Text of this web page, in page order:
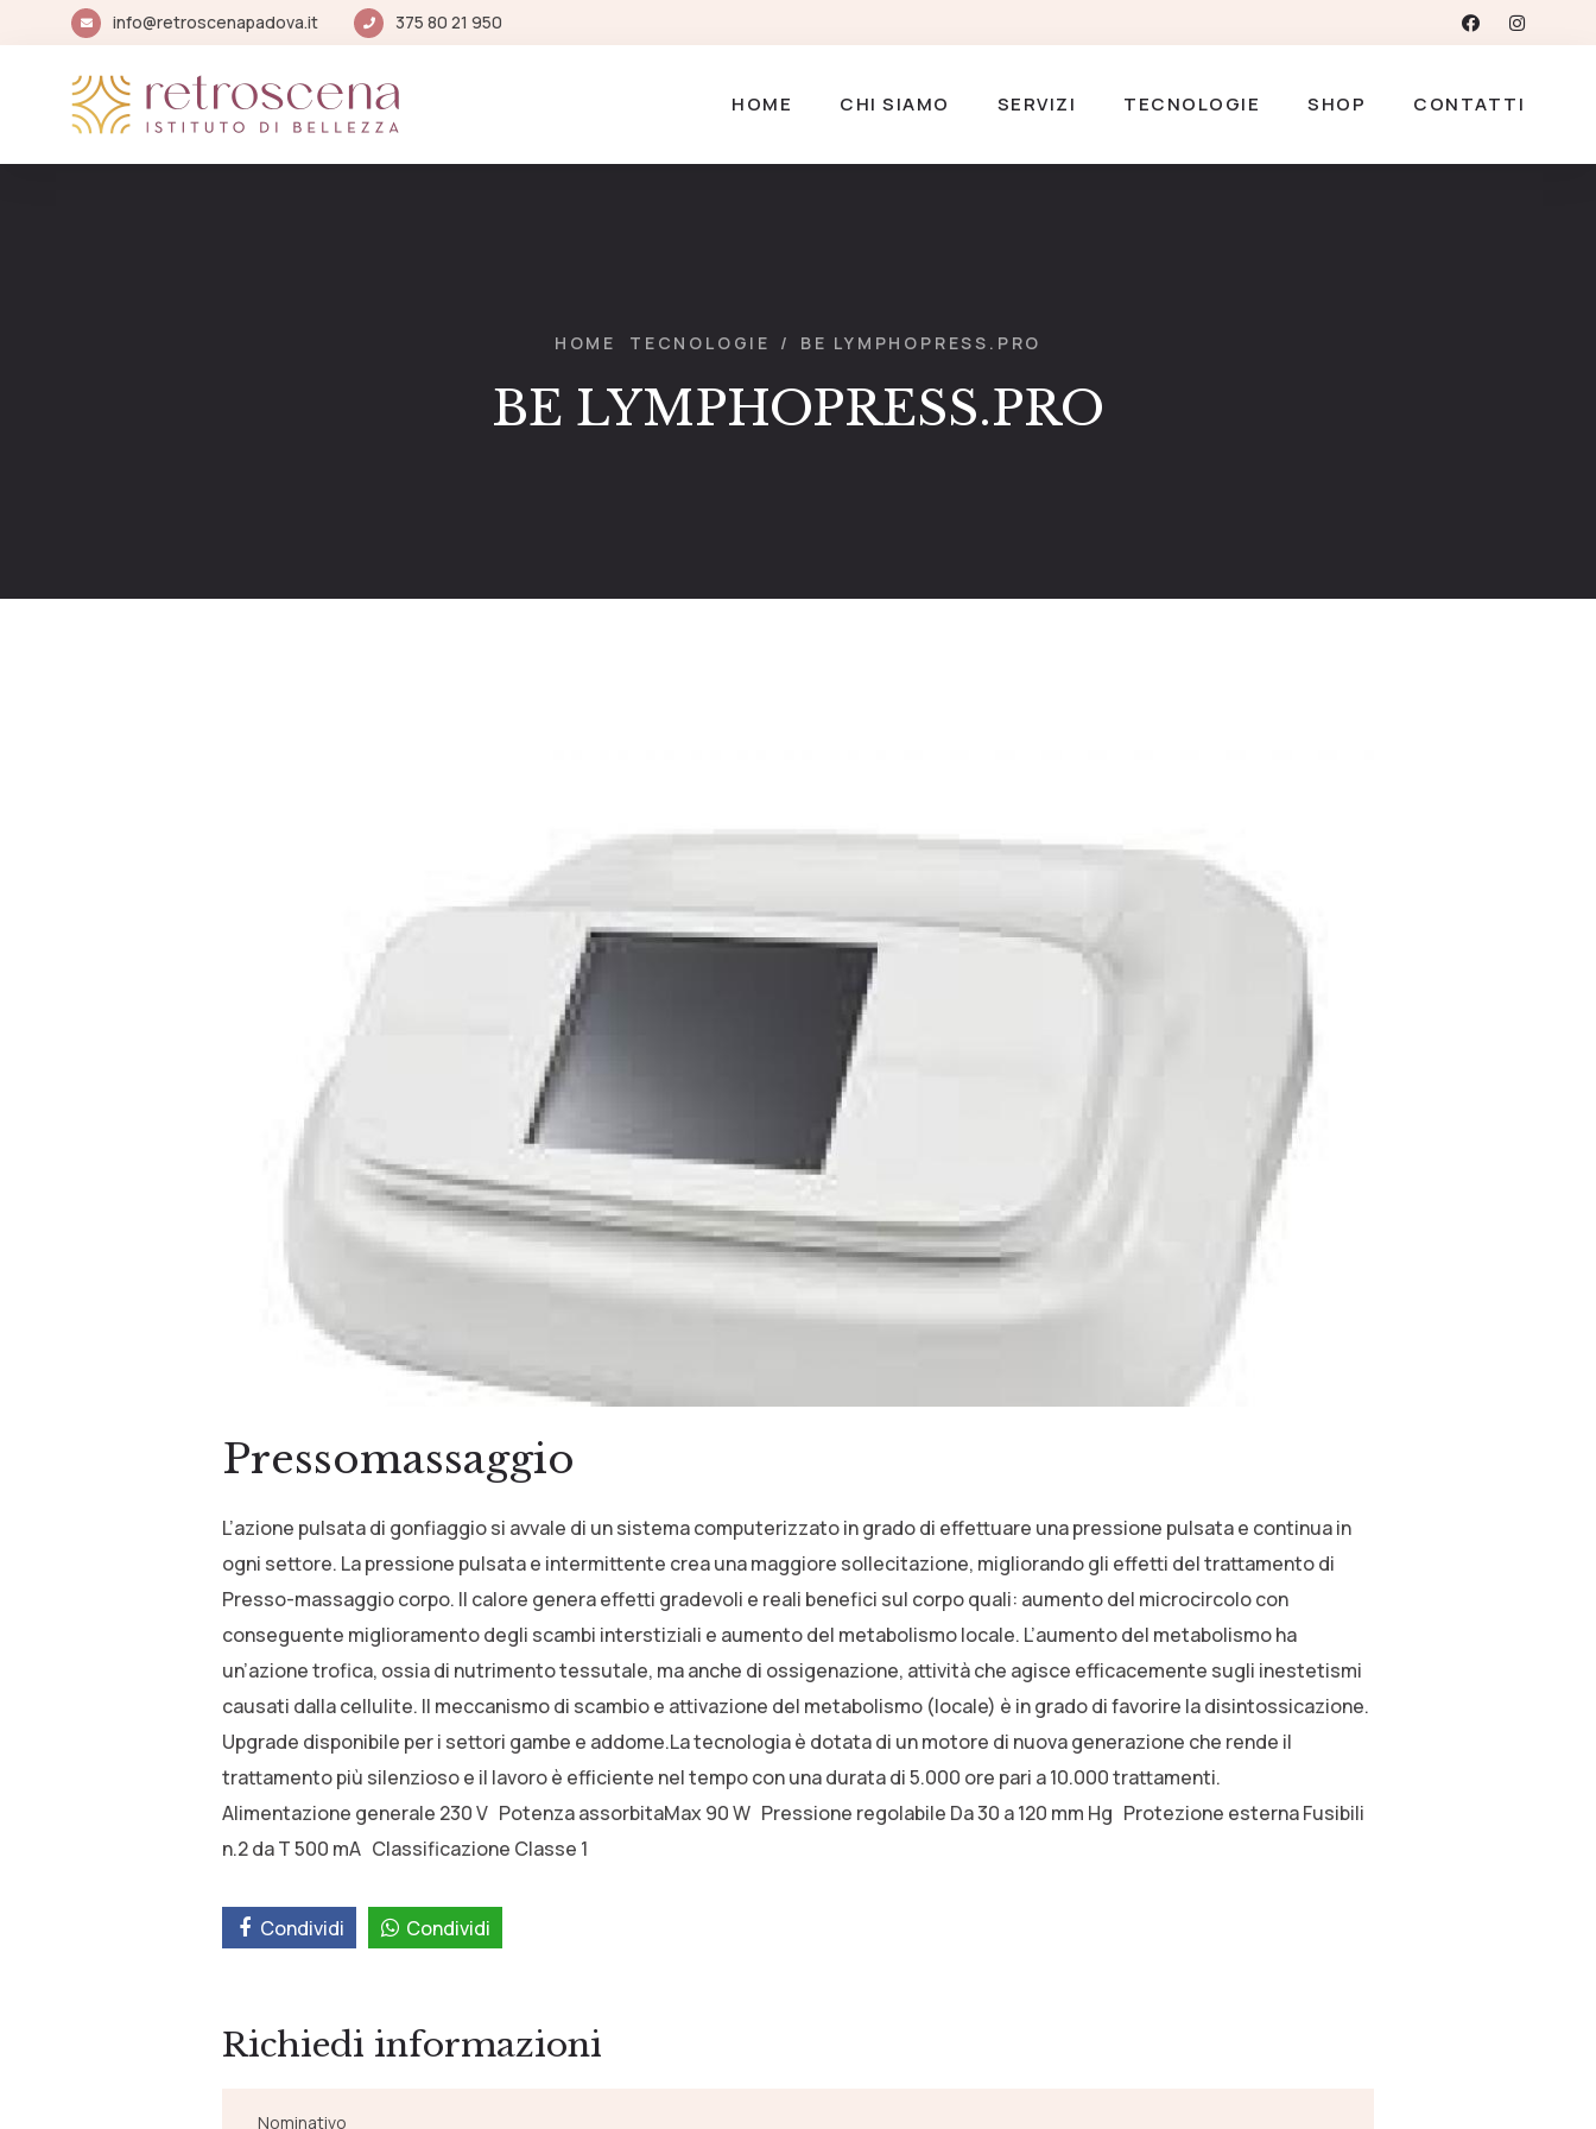
info@retroscenapadova.it 375 80 21 950
HOME CHI SIAMO SERVIZI TECNOLOGIE SHOP CONTATTI
HOME TECNOLOGIE / BE LYMPHOPRESS.PRO
BE LYMPHOPRESS.PRO
Pressomassaggio
L’azione pulsata di gonfiaggio si avvale di un sistema computerizzato in grado di effettuare una pressione pulsata e continua in
ogni settore. La pressione pulsata e intermittente crea una maggiore sollecitazione, migliorando gli effetti del trattamento di
Presso-massaggio corpo. Il calore genera effetti gradevoli e reali benefici sul corpo quali: aumento del microcircolo con
conseguente miglioramento degli scambi interstiziali e aumento del metabolismo locale. L’aumento del metabolismo ha
un’azione trofica, ossia di nutrimento tessutale, ma anche di ossigenazione, attività che agisce efficacemente sugli inestetismi
causati dalla cellulite. Il meccanismo di scambio e attivazione del metabolismo (locale) è in grado di favorire la disintossicazione.
Upgrade disponibile per i settori gambe e addome.La tecnologia è dotata di un motore di nuova generazione che rende il
trattamento più silenzioso e il lavoro è efficiente nel tempo con una durata di 5.000 ore pari a 10.000 trattamenti.
Alimentazione generale 230 V Potenza assorbitaMax 90 W Pressione regolabile Da 30 a 120 mm Hg Protezione esterna Fusibili
n.2 da T 500 mA Classificazione Classe 1
Condividi Condividi
Richiedi informazioni